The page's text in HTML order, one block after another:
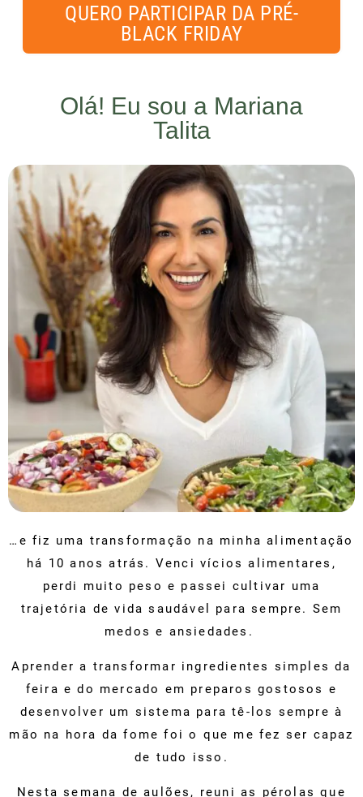
QUERO PARTICIPAR DA PRÉ-
BLACK FRIDAY
Olá! Eu sou a Mariana
Talita
…e fiz uma transformação na minha alimentação
há 10 anos atrás. Venci vícios alimentares,
perdi muito peso e passei cultivar uma
trajetória de vida saudável para sempre. Sem
medos e ansiedades.
Aprender a transformar ingredientes simples da
feira e do mercado em preparos gostosos e
desenvolver um sistema para tê-los sempre à
mão na hora da fomefoi o que me fez ser capaz
de tudo isso.
Nesta semana de aulões, reuni as pérolas que